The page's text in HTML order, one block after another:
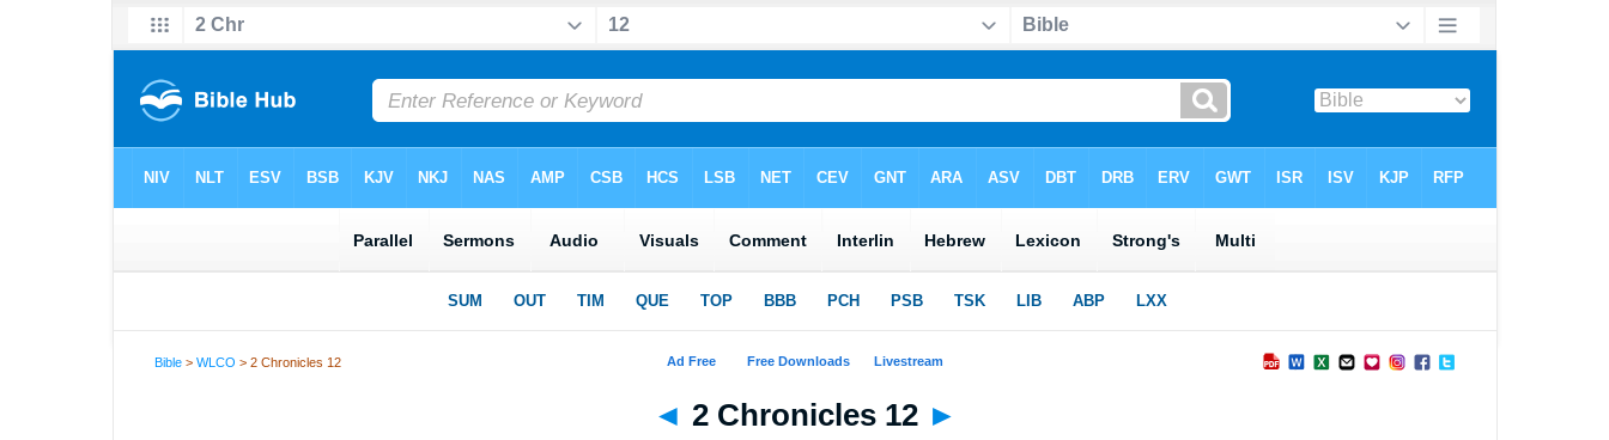
Bible >WLCO > 2 Chronicles 12
◄ 2 Chronicles 12 ►